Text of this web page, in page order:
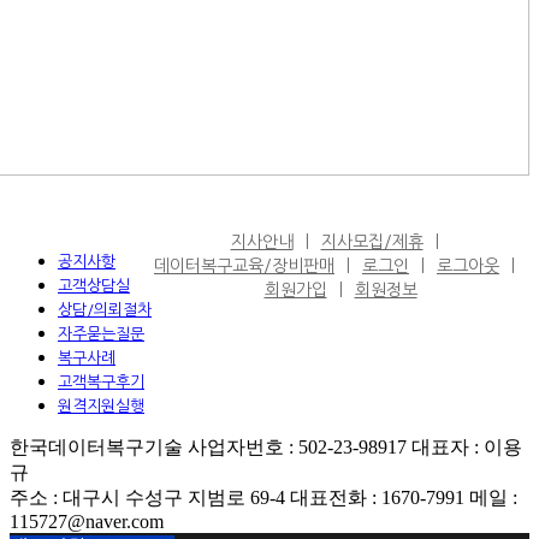
공지사항
고객상담실
상담/의뢰절차
자주묻는질문
복구사례
고객복구후기
원격지원실행
지사안내
지사모집/제휴
데이터복구교육/장비판매
로그인
로그아웃
회원가입
회원정보
한국데이터복구기술 사업자번호 : 502-23-98917 대표자 : 이용
규
주소 : 대구시 수성구 지범로 69-4 대표전화 : 1670-7991 메일 :
115727@naver.com